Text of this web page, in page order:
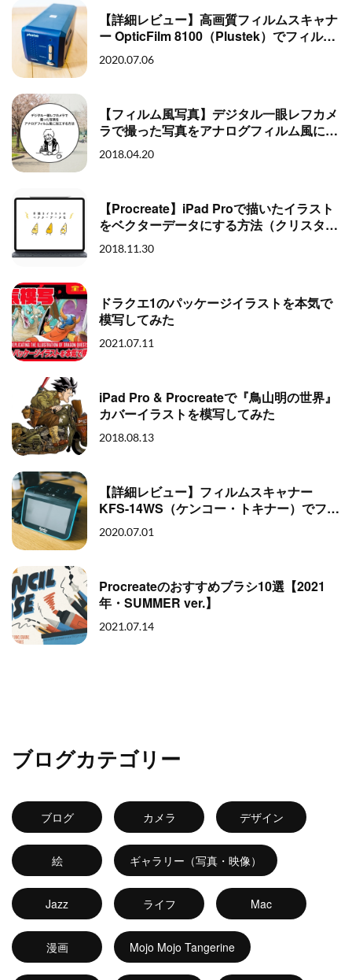
【詳細レビュー】高画質フィルムスキャナ
ー OpticFilm 8100（Plustek）でフィルム
スキャン
2020.07.06
【フィルム風写真】デジタル一眼レフカメ
ラで撮った写真をアナログフィルム風に加
工する方法
2018.04.20
【Procreate】iPad Proで描いたイラスト
をベクターデータにする方法（クリスタ・
その他イラストアプリもOK）
2018.11.30
ドラクエ1のパッケージイラストを本気で
模写してみた
2021.07.11
iPad Pro & Procreateで『鳥山明の世界』
カバーイラストを模写してみた
2018.08.13
【詳細レビュー】フィルムスキャナー
KFS-14WS（ケンコー・トキナー）でフィ
ルムスキャン
2020.07.01
Procreateのおすすめブラシ10選【2021
年・SUMMER ver.】
2021.07.14
ブログカテゴリー
ブログ カメラ デザイン
絵 ギャラリー（写真・映像）
Jazz ライフ Mac
漫画 Mojo Mojo Tangerine